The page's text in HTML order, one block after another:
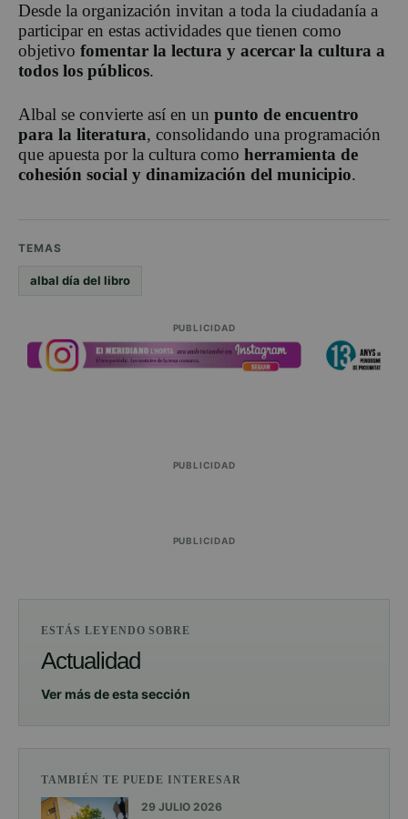
Desde la organización invitan a toda la ciudadanía a
participar en estas actividades que tienen como
objetivo fomentar la lectura y acercar la cultura a
todos los públicos.
Albal se convierte así en un punto de encuentro
para la literatura, consolidando una programación
que apuesta por la cultura como herramienta de
cohesión social y dinamización del municipio.
TEMAS
albal día del libro
PUBLICIDAD
PUBLICIDAD
PUBLICIDAD
ESTÁS LEYENDO SOBRE
Actualidad
Ver más de esta sección
TAMBIÉN TE PUEDE INTERESAR
29 JULIO 2026